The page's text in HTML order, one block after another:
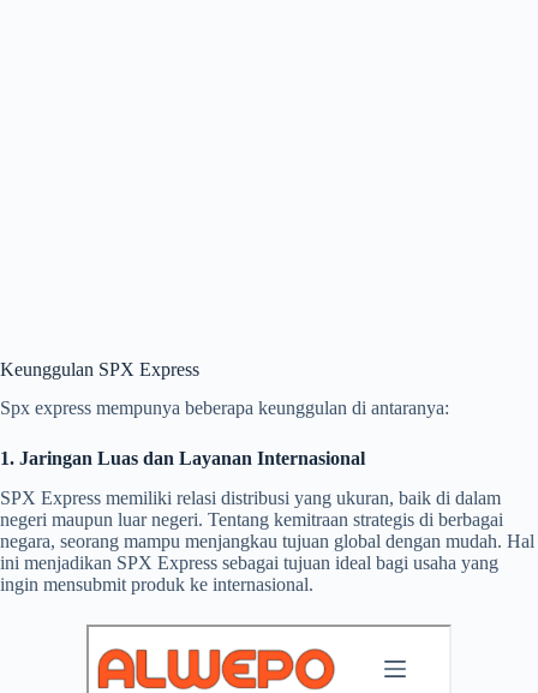
Keunggulan SPX Express
Spx express mempunya beberapa keunggulan di antaranya:
1. Jaringan Luas dan Layanan Internasional
SPX Express memiliki relasi distribusi yang ukuran, baik di dalam
negeri maupun luar negeri. Tentang kemitraan strategis di berbagai
negara, seorang mampu menjangkau tujuan global dengan mudah. Hal
ini menjadikan SPX Express sebagai tujuan ideal bagi usaha yang
ingin mensubmit produk ke internasional.